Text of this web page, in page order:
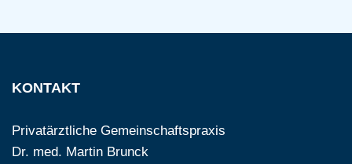
KONTAKT
Privatärztliche Gemeinschaftspraxis
Dr. med. Martin Brunck